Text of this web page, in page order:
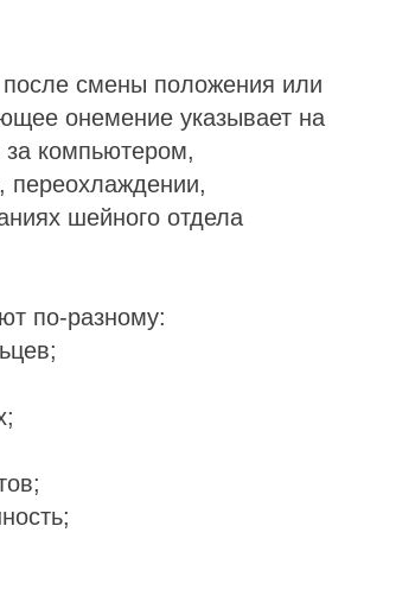
смены положения или
онемение указывает на
компьютером,
переохлаждении,
шейного отдела
по-разному: